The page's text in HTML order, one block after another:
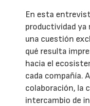
En esta
productividad ya
una cuestión
qué resulta
hacia el
cada compañía.
colaboración, la
intercambio de